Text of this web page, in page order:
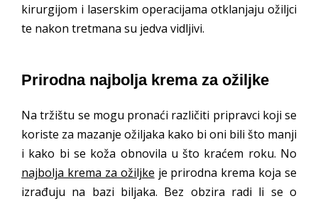
kirurgijom i laserskim operacijama otklanjaju ožiljci
te nakon tretmana su jedva vidljivi.
Prirodna najbolja krema za ožiljke
Na tržištu se mogu pronaći različiti pripravci koji se
koriste za mazanje ožiljaka kako bi oni bili što manji
i kako bi se koža obnovila u što kraćem roku. No
najbolja krema za ožiljke je prirodna krema koja se
izrađuju na bazi biljaka. Bez obzira radi li se o